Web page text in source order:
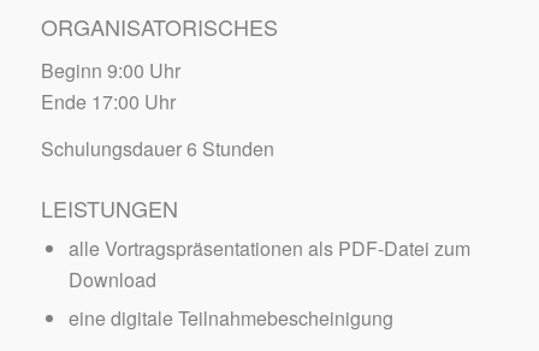
ORGANISATORISCHES
Beginn 9:00 Uhr
Ende 17:00 Uhr
Schulungsdauer 6 Stunden
LEISTUNGEN
alle Vortragspräsentationen als PDF-Datei zum
Download
eine digitale Teilnahmebescheinigung